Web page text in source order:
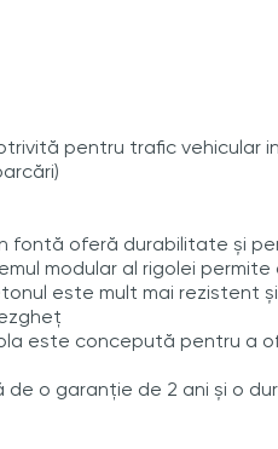
pentru trafic vehicular
fontă oferă durabilitate și
modular al rigolei
este mult mai rezistent
este concepută pentru a
de o garanție de 2 ani și o